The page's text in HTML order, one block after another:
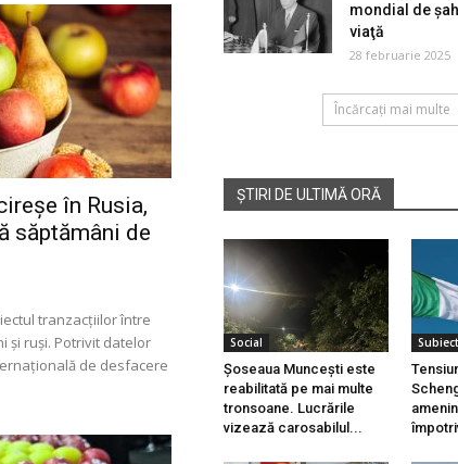
în Rusia,
săptămâni de
tranzacțiilor între
și ruși. Potrivit datelor
de desfacere
mondial de
viaţă
28 februarie 2025
Încărcați mai multe
ȘTIRI DE ULTIMĂ ORĂ
Social
Șoseaua Muncești este
reabilitată pe mai multe
tronsoane. Lucrările
vizează carosabilul...